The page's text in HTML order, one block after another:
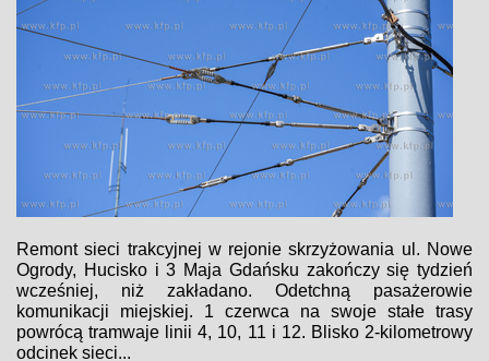
Remont sieci trakcyjnej w rejonie skrzyżowania ul. Nowe
Ogrody, Hucisko i 3 Maja Gdańsku zakończy się tydzień
wcześniej, niż zakładano. Odetchną pasażerowie
komunikacji miejskiej. 1 czerwca na swoje stałe trasy
powrócą tramwaje linii 4, 10, 11 i 12. Blisko 2-kilometrowy
odcinek sieci...